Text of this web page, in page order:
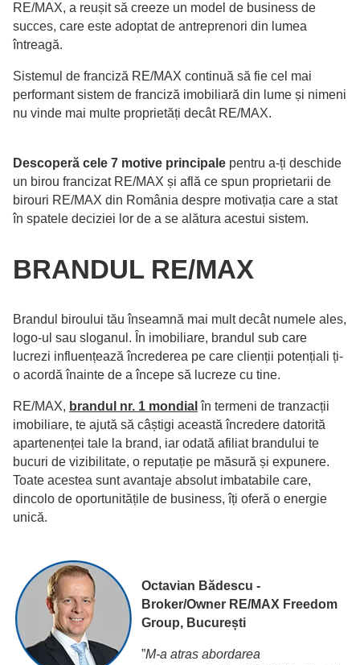
RE/MAX, a reușit să creeze un model de business de
succes, care este adoptat de antreprenori din lumea
întreagă.
Sistemul de franciză RE/MAX continuă să fie cel mai
performant sistem de franciză imobiliară din lume și nimeni
nu vinde mai multe proprietăți decât RE/MAX.
Descoperă cele 7 motive principale pentru a-ți deschide
un birou francizat RE/MAX și află ce spun proprietarii de
birouri RE/MAX din România despre motivația care a stat
în spatele deciziei lor de a se alătura acestui sistem.
BRANDUL RE/MAX
Brandul biroului tău înseamnă mai mult decât numele ales,
logo-ul sau sloganul. În imobiliare, brandul sub care
lucrezi influențează încrederea pe care clienții potențiali ți-
o acordă înainte de a începe să lucreze cu tine.
RE/MAX, brandul nr. 1 mondial în termeni de tranzacții
imobiliare, te ajută să câștigi această încredere datorită
apartenenței tale la brand, iar odată afiliat brandului te
bucuri de vizibilitate, o reputație pe măsură și expunere.
Toate acestea sunt avantaje absolut imbatabile care,
dincolo de oportunitățile de business, îți oferă o energie
unică.
Octavian Bădescu -
Broker/Owner RE/MAX Freedom
Group, București
”M-a atras abordarea